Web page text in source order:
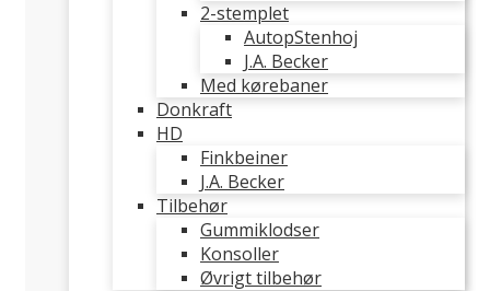
2-stemplet
AutopStenhoj
J.A. Becker
Med kørebaner
Donkraft
HD
Finkbeiner
J.A. Becker
Tilbehør
Gummiklodser
Konsoller
Øvrigt tilbehør